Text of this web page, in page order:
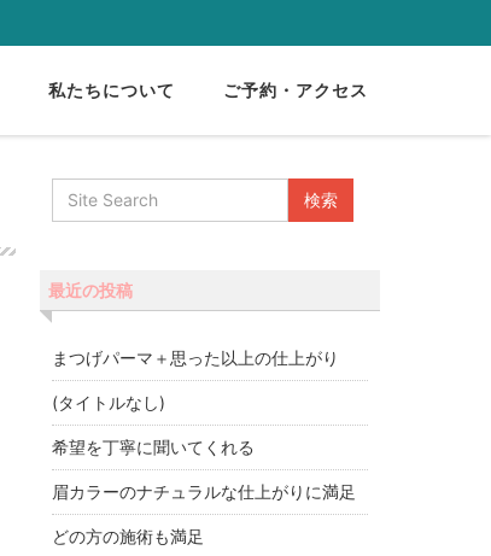
私たちについて ご予約・アクセス
最近の投稿
まつげパーマ＋思った以上の仕上がり
(タイトルなし)
希望を丁寧に聞いてくれる
眉カラーのナチュラルな仕上がりに満足
どの方の施術も満足